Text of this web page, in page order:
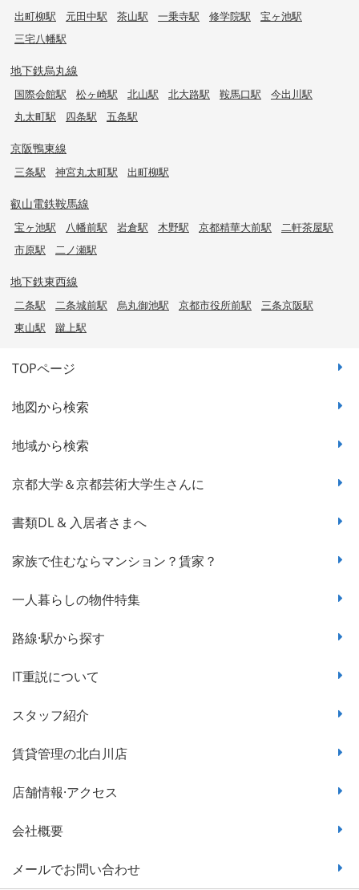
出町柳駅 元田中駅 茶山駅 一乗寺駅 修学院駅
宝ヶ池駅
三宅八幡駅
地下鉄烏丸線
国際会館駅 松ヶ崎駅 北山駅 北大路駅 鞍馬口駅
今出川駅
丸太町駅
四条駅 五条駅
京阪鴨東線
三条駅 神宮丸太町駅 出町柳駅
叡山電鉄鞍馬線
宝ヶ池駅 八幡前駅 岩倉駅 木野駅 京都精華大前駅
二軒茶屋駅
市原駅
二ノ瀬駅
地下鉄東西線
二条駅 二条城前駅 烏丸御池駅 京都市役所前駅
三条京阪駅
東山駅
蹴上駅
TOPページ
地図から検索
地域から検索
京都大学＆京都芸術大学生さんに
書類DL & 入居者さまへ
家族で住むならマンション？賃家？
一人暮らしの物件特集
路線·駅から探す
IT重説について
スタッフ紹介
賃貸管理の北白川店
店舗情報·アクセス
会社概要
メールでお問い合わせ